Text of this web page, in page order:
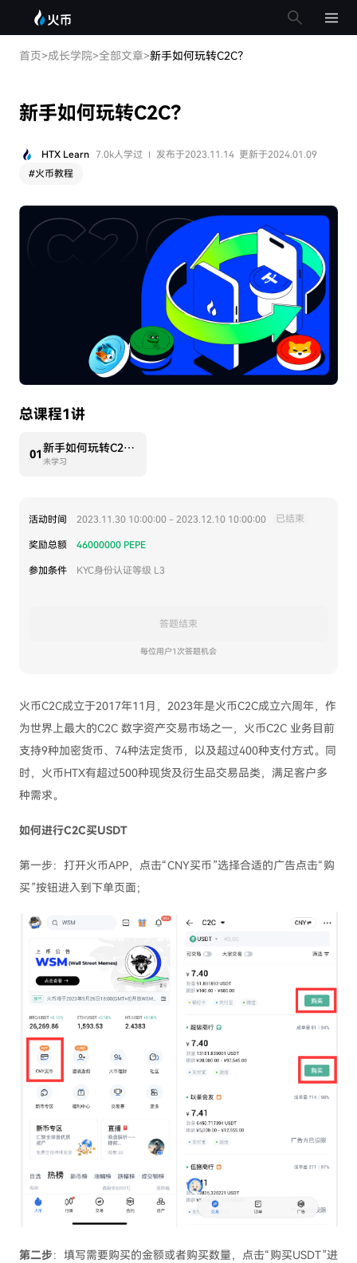
首页>成长学院>全部文章>新手如何玩转C2C？
新手如何玩转C2C？
HTX Learn 7.0k人学过 发布于2023.11.14 更新于2024.01.09
#火币教程
总课程1讲
01 新手如何玩转C2C？
未学习
活动时间 2023.11.30 10:00:00 - 2023.12.10 10:00:00 已结束
奖励总额 46000000 PEPE
参加条件 KYC身份认证等级 L3
答题结束
每位用户1次答题机会
火币C2C成立于2017年11月，2023年是火币C2C成立六周年，作
为世界上最大的C2C 数字资产交易市场之一，火币C2C 业务目前
支持9种加密货币、74种法定货币，以及超过400种支付方式。同
时，火币HTX有超过500种现货及衍生品交易品类，满足客户多
种需求。
如何进行C2C买USDT
第一步：打开火币APP，点击“CNY买币”选择合适的广告点击“购
买”按钮进入到下单页面；
第二步：填写需要购买的金额或者购买数量，点击“购买USDT”进